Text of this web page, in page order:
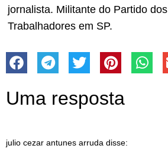
jornalista. Militante do Partido dos
Trabalhadores em SP.
Uma resposta
julio cezar antunes arruda disse: